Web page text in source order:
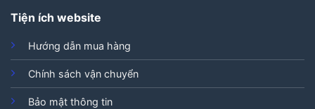
Tiện ích website
Hướng dẫn mua hàng
Chính sách vận chuyển
Bảo mật thông tin